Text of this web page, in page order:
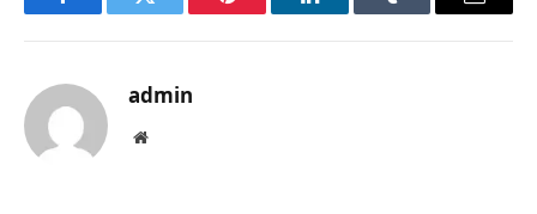
FacebookTwitter Pinterest LinkedInTumblr Email
admin
Website